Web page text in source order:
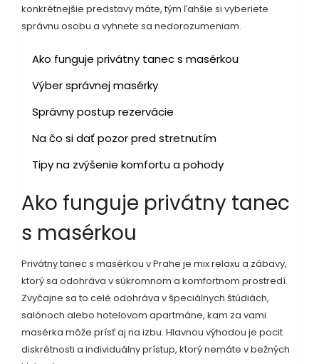
konkrétnejšie predstavy máte, tým ľahšie si vyberiete
správnu osobu a vyhnete sa nedorozumeniam.
Ako funguje privátny tanec s masérkou
Výber správnej masérky
Správny postup rezervácie
Na čo si dať pozor pred stretnutím
Tipy na zvýšenie komfortu a pohody
Ako funguje privátny tanec
s masérkou
Privátny tanec s masérkou v Prahe je mix relaxu a zábavy,
ktorý sa odohráva v súkromnom a komfortnom prostredí.
Zvyčajne sa to celé odohráva v špeciálnych štúdiách,
salónoch alebo hotelovom apartmáne, kam za vami
masérka môže prísť aj na izbu. Hlavnou výhodou je pocit
diskrétnosti a individuálny prístup, ktorý nemáte v bežných